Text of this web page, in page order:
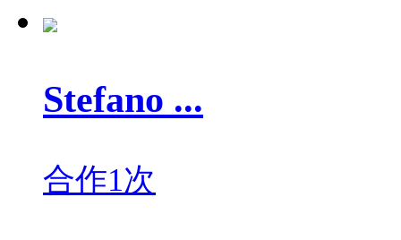
Stefano ...
合作1次